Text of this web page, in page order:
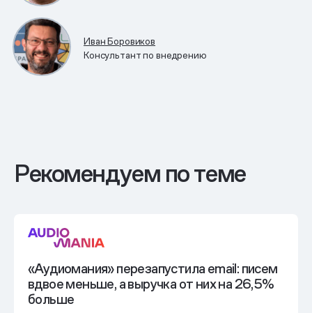
Иван Боровиков
Консультант по внедрению
Рекомендуем по теме
«Аудиомания» перезапустила еmail: писем
вдвое меньше, а выручка от них на 26,5%
больше